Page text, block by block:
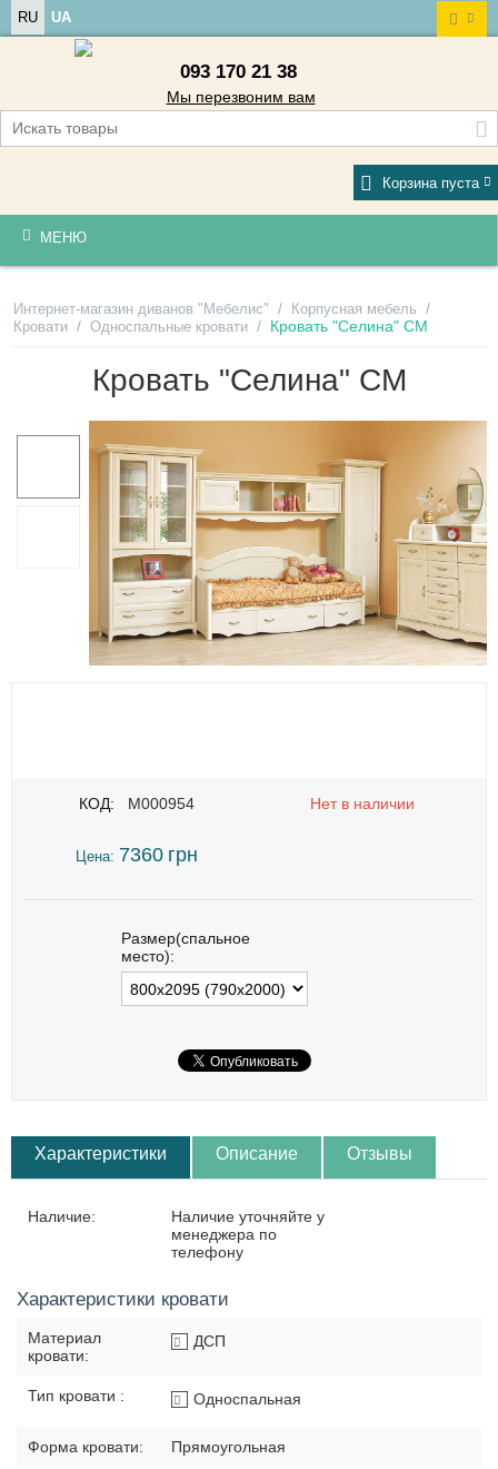
RU UA
093 170 21 38
Мы перезвоним вам
Корзина пуста
МЕНЮ
Интернет-магазин диванов "Мебелис" / Корпусная мебель /
Кровати / Односпальные кровати / Кровать "Селина" СМ
Кровать "Селина" СМ
КОД: M000954 Нет в наличии
Цена: 7360 грн
Размер(спальное
место):
Характеристики Описание Отзывы
Наличие:
Наличие уточняйте у
менеджера по
телефону
Характеристики кровати
Материал
кровати:
ДСП
Тип кровати : Односпальная
Форма кровати: Прямоугольная